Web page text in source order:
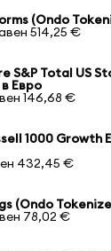
(Ondo
514,25 €
S&P Total US
Евро
146,68 €
1000 Growth
432,45 €
(Ondo
78,02 €